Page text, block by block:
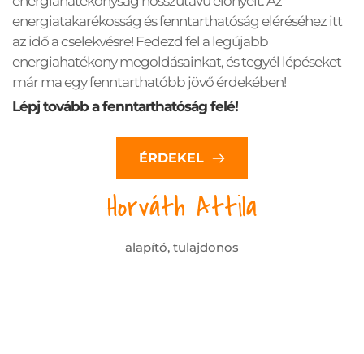
energiatakarékosság és fenntarthatóság eléréséhez itt
az idő a cselekvésre! Fedezd fel a legújabb
energiahatékony megoldásainkat, és tegyél lépéseket
már ma egy fenntarthatóbb jövő érdekében!
Lépj tovább a fenntarthatóság felé!
ÉRDEKEL
Horváth Attila
alapító, tulajdonos